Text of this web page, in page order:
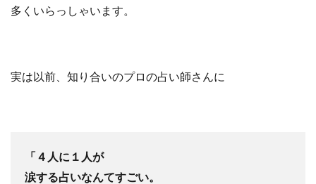
多くいらっしゃいます。
実は以前、知り合いのプロの占い師さんに
「４人に１人が
涙する占いなんてすごい。